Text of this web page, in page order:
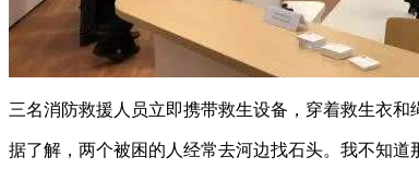
三名消防救援人员立即携带救生设备，穿着救生衣
据了解，两个被困的人经常去河边找石头。我不知